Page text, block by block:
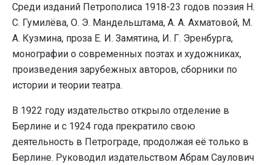
Среди изданий Петрополиса 1918-23 годов поэзия Н.
С. Гумилёва, О. Э. Мандельштама, А. А. Ахматовой, М.
А. Кузмина, проза Е. И. Замятина, И. Г. Эренбурга,
монографии о современных поэтах и художниках,
произведения зарубежных авторов, сборники по
истории и теории театра.
В 1922 году издательство открыло отделение в
Берлине и с 1924 года прекратило свою
деятельность в Петрограде, продолжая её только в
Берлине. Руководил издательством Абрам Саулович